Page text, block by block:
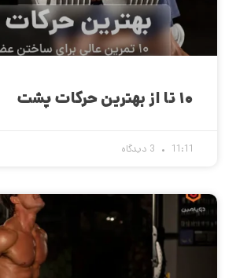
۱۰ تا از بهترین حرکات پشت
11:11